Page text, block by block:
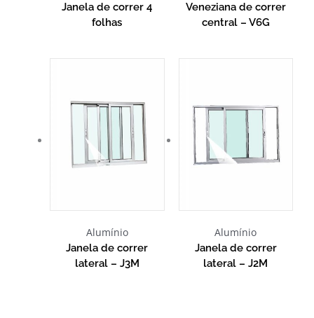
Janela de correr 4
folhas
Veneziana de correr
central – V6G
Alumínio
Janela de correr
lateral – J3M
Alumínio
Janela de correr
lateral – J2M